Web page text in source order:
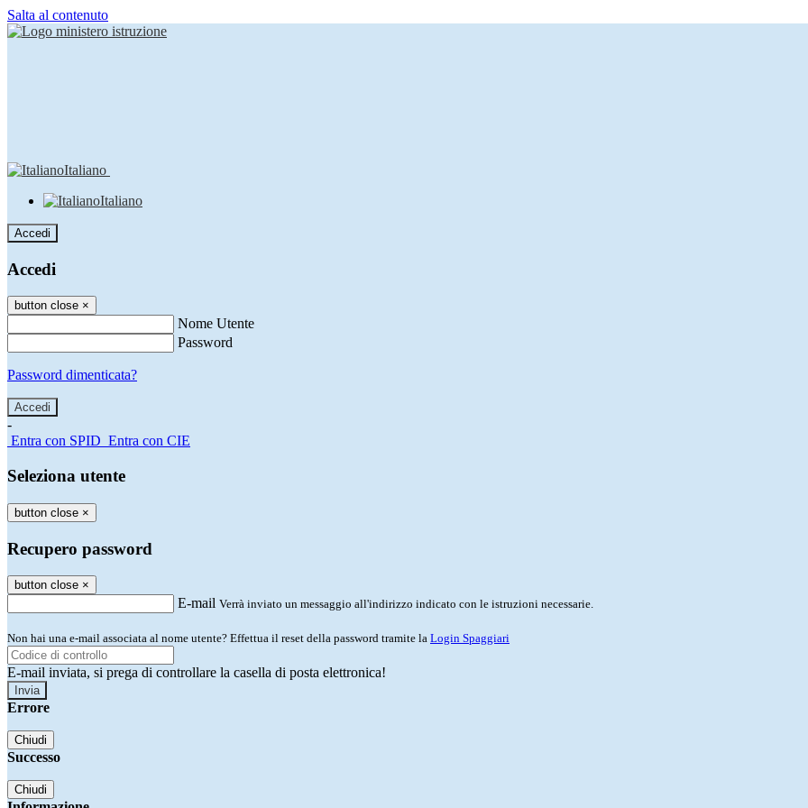
Salta al contenuto
Italiano
Italiano
Accedi
Accedi
button close ×
Nome Utente
Password
Password dimenticata?
-
Entra con SPID Entra con CIE
Seleziona utente
button close ×
Recupero password
button close ×
E-mail Verrà inviato un messaggio all'indirizzo indicato con le istruzioni necessarie.
Non hai una e-mail associata al nome utente? Effettua il reset della password tramite la Login Spaggiari
E-mail inviata, si prega di controllare la casella di posta elettronica!
Errore
Chiudi
Successo
Chiudi